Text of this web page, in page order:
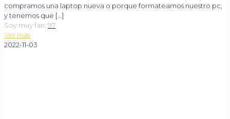
compramos una laptop nueva o porque formateamos nuestro pc,
y tenemos que […]
Soy muy fan: 97
Ver más
2022-11-03